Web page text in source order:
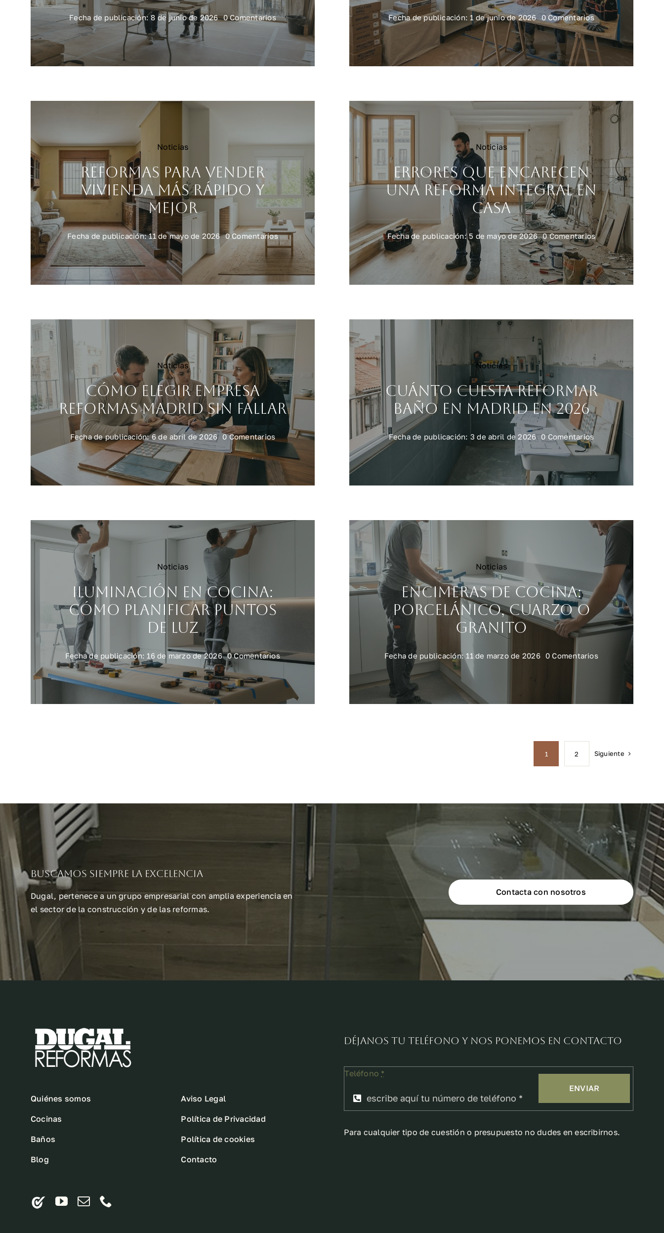
Fecha de publicación: 8 de junio de 2026 0 Comentarioson
Reforma
integral
precios
Fecha de publicación: 1 de junio de 2026 0 Comentarioson
Reformar
una
cocina
en
Madrid:
Noticias
Reformas para vender
vivienda más rápido y
mejor
Fecha de publicación: 11 de mayo de 2026 0 Comentarioson
Reformas
para
vender
vivienda
Noticias
Errores que encarecen
una reforma integral en
casa
Fecha de publicación: 5 de mayo de 2026 0 Comentarioson
Errores
que
encarecen
una
reforma
Noticias
Cómo elegir empresa
reformas Madrid sin fallar
Fecha de publicación: 6 de abril de 2026 0 Comentarioson
Cómo
elegir
empresa
reformas
Noticias
Cuánto cuesta reformar
baño en Madrid en 2026
Fecha de publicación: 3 de abril de 2026 0 Comentarioson
Cuánto
cuesta
reformar
baño
en
Noticias
Iluminación en cocina:
cómo planificar puntos
de luz
Fecha de publicación: 16 de marzo de 2026 0 Comentarioson
Iluminación
cocina:
cómo
planificar
Noticias
Encimeras de cocina:
porcelánico, cuarzo o
granito
Fecha de publicación: 11 de marzo de 2026 0 Comentarioson
Encimeras
porcelánico,
1 2 Siguiente
Buscamos siempre la excelencia
Dugal, pertenece a un grupo empresarial con amplia experiencia en
el sector de la construcción y de las reformas.
Contacta con nosotros
Quiénes somos
Cocinas
Baños
Blog
Aviso Legal
Política de Privacidad
Política de cookies
Contacto
Déjanos tu teléfono y nos ponemos en contacto
Teléfono *
ENVIAR
Para cualquier tipo de cuestión o presupuesto no dudes en escribirnos.